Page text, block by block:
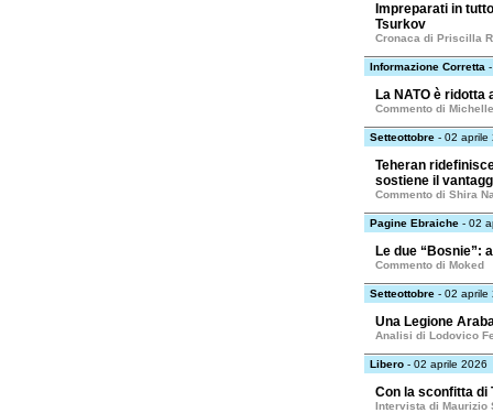
Impreparati in
Tsurkov
Cronaca di Priscilla
Informazione Corretta
La NATO è
Commento di
Setteottobre - 02 aprile
Teheran
sostiene il
Commento di Shira
Pagine Ebraiche - 02
Le due “Bosnie”:
Commento di Moked
Setteottobre - 02 aprile
Una Legione
Analisi di Lodovico
Libero - 02 aprile 2026
Con la sconfitta di
Intervista di Maurizio